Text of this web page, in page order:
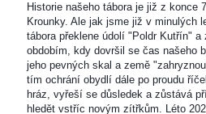
Historie našeho tábora je již z
Krounky. Ale jak jsme již v minulých
tábora překlene údolí "Poldr Kutřín"
obdobím, kdy dovršil se čas našeho
jeho pevných skal a země
tím ochrání obydlí dále po proudu
hráz, vyřeší se důsledek a zůstává
hledět vstříc novým zítřkům. Léto